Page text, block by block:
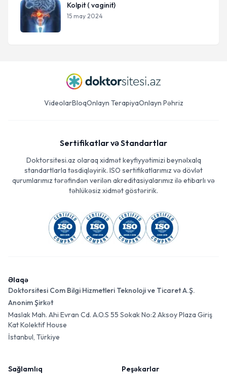
Kolpit ( vaginit)
15 may 2024
VideolarBloqOnlayn TerapiyaOnlayn Pəhriz
Sertifikatlar və Standartlar
Doktorsitesi.az olaraq xidmət keyfiyyətimizi beynəlxalq
standartlarla təsdiqləyirik. ISO sertifikatlarımız və dövlət
qurumlarımız tərəfindən verilən akreditasiyalarımız ilə etibarlı və
təhlükəsiz xidmət göstəririk.
Əlaqə
Doktorsitesi Com Bilgi Hizmetleri Teknoloji ve Ticaret A.Ş.
Anonim Şirkət
Maslak Mah. Ahi Evran Cd. A.O.S 55 Sokak No:2 Aksoy Plaza Giriş
Kat Kolektif House
İstanbul, Türkiye
Sağlamlıq
Peşəkarlar